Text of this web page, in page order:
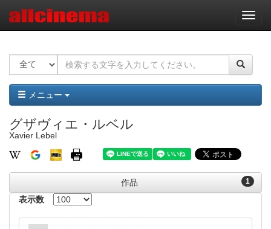
ナ
ビ
ー
ョ
ン
メニュー
グザヴィエ・ルベル
Xavier Lebel
1
作品
表示数